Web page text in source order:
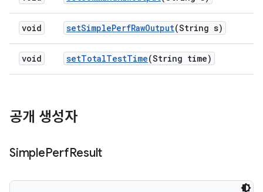
void setSimplePerfRawOutput(String s)
void setTotalTestTime(String time)
공개 생성자
SimplePerfResult